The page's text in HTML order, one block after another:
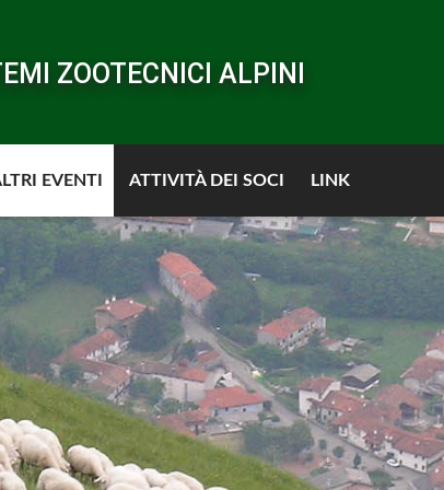
ZOOTECNICI ALPINI
EVENTI ATTIVITÀ DEI SOCI LINK